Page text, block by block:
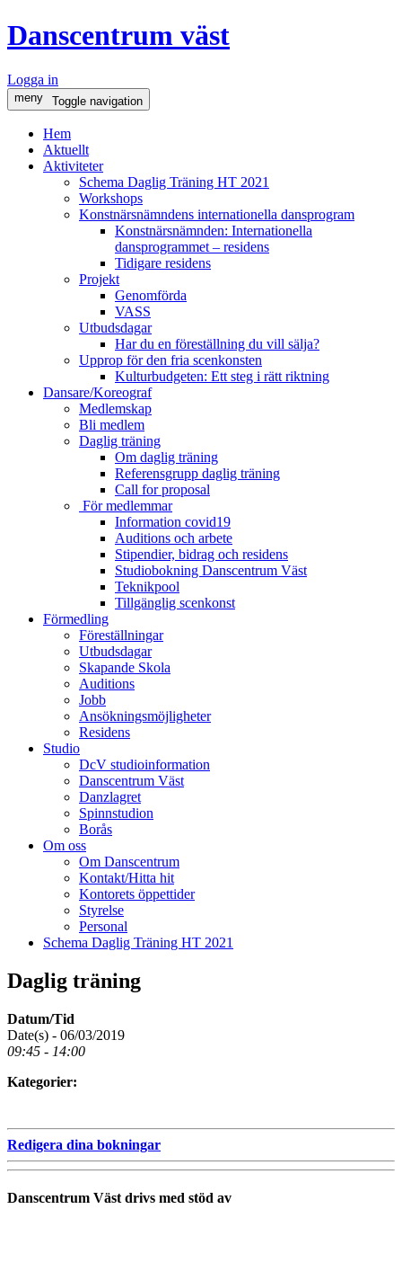
Danscentrum väst
Logga in
meny Toggle navigation
Hem
Aktuellt
Aktiviteter
Schema Daglig Träning HT 2021
Workshops
Konstnärsnämndens internationella dansprogram
Konstnärsnämnden: Internationella
dansprogrammet – residens
Tidigare residens
Projekt
Genomförda
VASS
Utbudsdagar
Har du en föreställning du vill sälja?
Upprop för den fria scenkonsten
Kulturbudgeten: Ett steg i rätt riktning
Dansare/Koreograf
Medlemskap
Bli medlem
Daglig träning
Om daglig träning
Referensgrupp daglig träning
Call for proposal
För medlemmar
Information covid19
Auditions och arbete
Stipendier, bidrag och residens
Studiobokning Danscentrum Väst
Teknikpool
Tillgänglig scenkonst
Förmedling
Föreställningar
Utbudsdagar
Skapande Skola
Auditions
Jobb
Ansökningsmöjligheter
Residens
Studio
DcV studioinformation
Danscentrum Väst
Danzlagret
Spinnstudion
Borås
Om oss
Om Danscentrum
Kontakt/Hitta hit
Kontorets öppettider
Styrelse
Personal
Schema Daglig Träning HT 2021
Daglig träning
Datum/Tid
Date(s) - 06/03/2019
09:45 - 14:00
Kategorier:
Redigera dina bokningar
Danscentrum Väst drivs med stöd av